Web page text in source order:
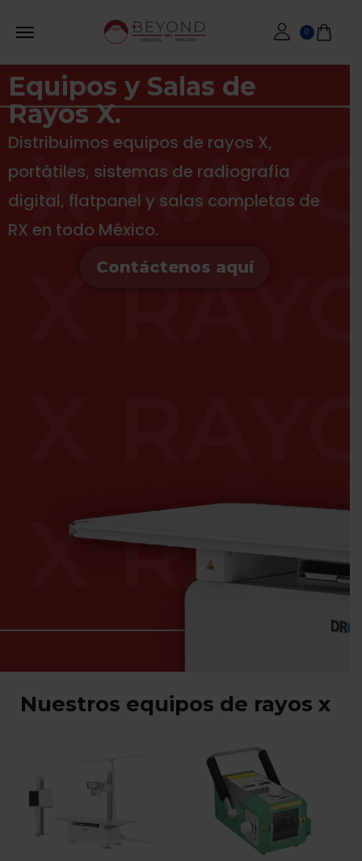
0
Equipos y Salas de
Rayos X.
Distribuimos equipos de rayos X,
portátiles, sistemas de radiografía
digital, flatpanel y salas completas de
RX en todo México.
Contáctenos aquí
Nuestros equipos de rayos x